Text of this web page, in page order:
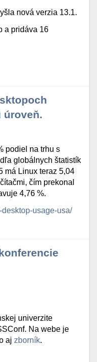
nová verzia 13.1.
a pridáva 16
úroveň.
podiel na trhu s
globálnych štatistík
má Linux teraz 5,04
čím prekonal
4,76 %.
usage-usa/
univerzite
Na webe je
aj zborník.